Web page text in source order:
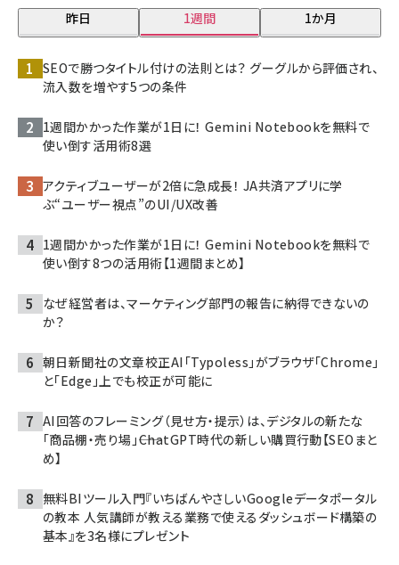
昨日 1週間 1か月
SEOで勝つタイトル付けの法則とは？ グーグルから評価され、
流入数を増やす5つの条件
1週間かかった作業が1日に！ Gemini Notebookを無料で
使い倒す活用術8選
アクティブユーザーが2倍に急成長！ JA共済アプリに学
ぶ“ユーザー視点”のUI/UX改善
1週間かかった作業が1日に！ Gemini Notebookを無料で
使い倒す8つの活用術【1週間まとめ】
なぜ経営者は、マーケティング部門の報告に納得できないの
か？
朝日新聞社の文章校正AI「Typoless」がブラウザ「Chrome」
と「Edge」上でも校正が可能に
AI回答のフレーミング（見せ方・提示）は、デジタルの新たな
「商品棚・売り場」――ChatGPT時代の新しい購買行動【SEOまと
め】
無料BIツール入門『いちばんやさしいGoogleデータポータル
の教本 人気講師が教える業務で使えるダッシュボード構築の
基本』を3名様にプレゼント